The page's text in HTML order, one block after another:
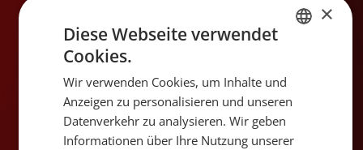
Informationen zum Produkt
Produktbeschreibung
England
FRENCH
×
Diese Webseite verwendet
Cookies.
Wir verwenden Cookies, um Inhalte und
Anzeigen zu personalisieren und unseren
Datenverkehr zu analysieren. Wir geben
Informationen über Ihre Nutzung unserer